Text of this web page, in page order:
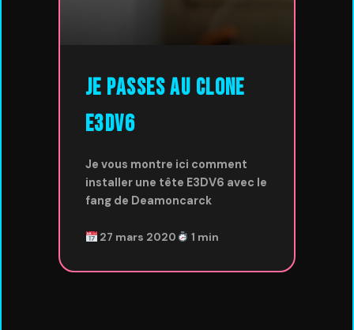
Je passes au clone
E3DV6
Je vous montre ici comment
installer une tête E3DV6 avec le
fang de Deamoncarck
27 mars 2020 1 min